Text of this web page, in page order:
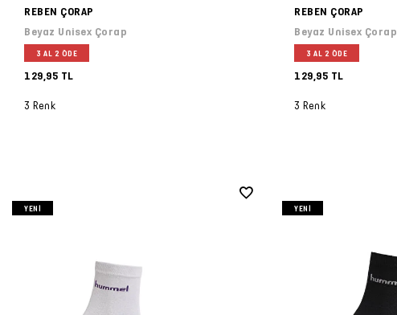
REBEN ÇORAP
Beyaz Unisex Çorap
3 AL 2 ÖDE
129,95 TL
3 Renk
REBEN ÇORAP
Beyaz Unisex Çorap
3 AL 2 ÖDE
129,95 TL
3 Renk
YENI YENI